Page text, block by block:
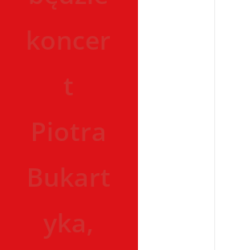
koncer
t
Piotra
Bukart
yka,